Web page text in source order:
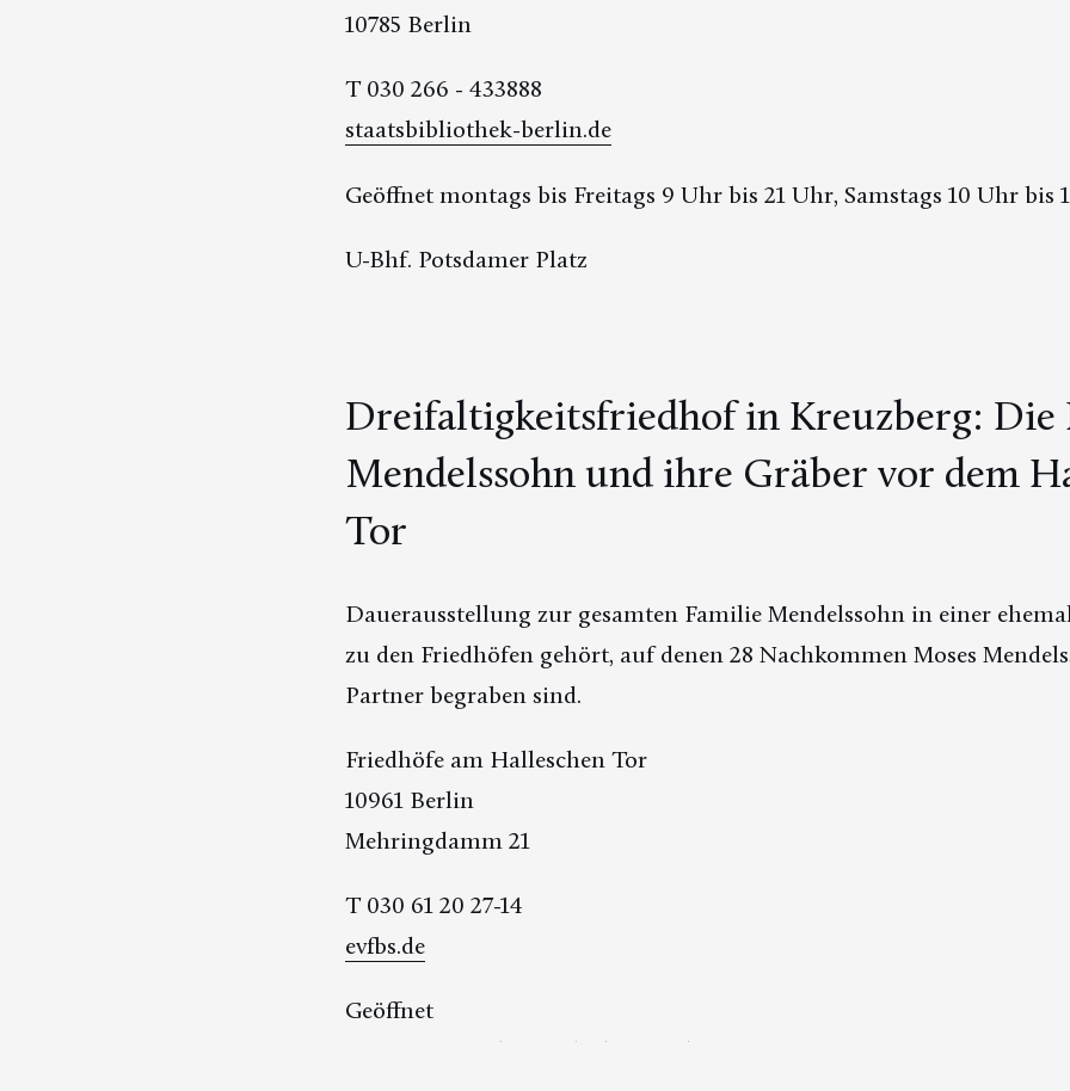
10785 Berlin
T 030 266 - 433888
staatsbibliothek-berlin.de
Geöffnet montags bis Freitags 9 Uhr bis 21 Uhr, Samstags 10 Uhr bis
U-Bhf. Potsdamer Platz
Dreifaltigkeitsfriedhof in Kreuzberg: Die
Mendelssohn und ihre Gräber vor dem
Tor
Dauerausstellung zur gesamten Familie Mendelssohn in einer
zu den Friedhöfen gehört, auf denen 28 Nachkommen Moses
Partner begraben sind.
Friedhöfe am Halleschen Tor
10961 Berlin
Mehringdamm 21
T 030 61 20 27-14
evfbs.de
Geöffnet
Januar/Dezember 8 Uhr bis 16 Uhr